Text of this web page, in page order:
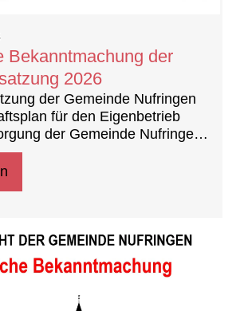
Bekanntmachung der
2026
der Gemeinde Nufringen
für den Eigenbetrieb
der Gemeinde Nufringen
2026